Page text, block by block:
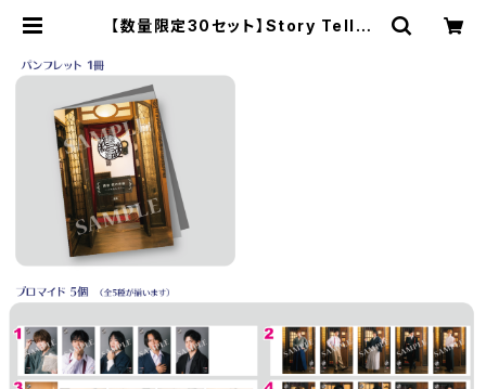
【数量限定30セット】Story Teller
プリートセット | SECOND LINE O